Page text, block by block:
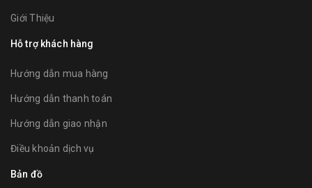
Giới Thiệu
Hỗ trợ khách hàng
Hướng dẫn mua hàng
Hướng dẫn thanh toán
Hướng dẫn giao nhận
Điều khoản dịch vụ
Bản đồ